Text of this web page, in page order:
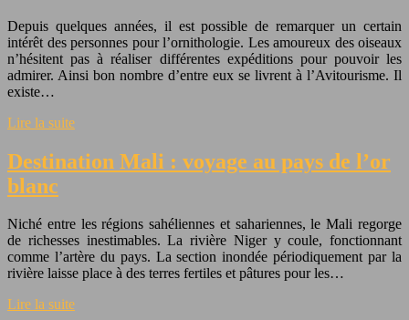
Depuis quelques années, il est possible de remarquer un certain
intérêt des personnes pour l’ornithologie. Les amoureux des oiseaux
n’hésitent pas à réaliser différentes expéditions pour pouvoir les
admirer. Ainsi bon nombre d’entre eux se livrent à l’Avitourisme. Il
existe…
Lire la suite
Destination Mali : voyage au pays de l’or
blanc
Niché entre les régions sahéliennes et sahariennes, le Mali regorge
de richesses inestimables. La rivière Niger y coule, fonctionnant
comme l’artère du pays. La section inondée périodiquement par la
rivière laisse place à des terres fertiles et pâtures pour les…
Lire la suite